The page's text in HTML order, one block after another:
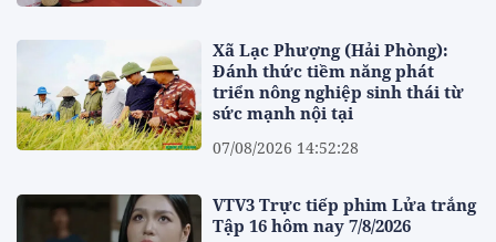
Xã Lạc Phượng (Hải Phòng):
Đánh thức tiềm năng phát
triển nông nghiệp sinh thái từ
sức mạnh nội tại
07/08/2026 14:52:28
VTV3 Trực tiếp phim Lửa trắng
Tập 16 hôm nay 7/8/2026